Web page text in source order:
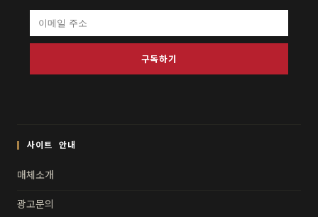
구독하기
사이트 안내
매체소개
광고문의